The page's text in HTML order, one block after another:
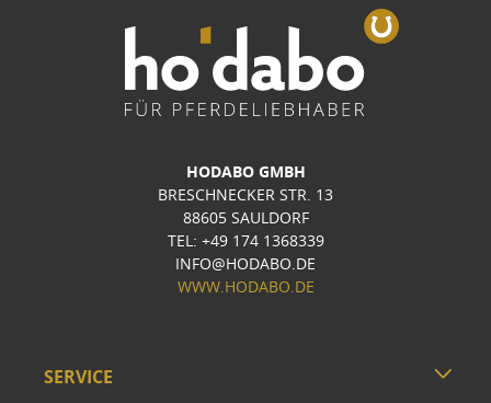
HODABO GMBH
BRESCHNECKER STR. 13
88605 SAULDORF
TEL: +49 174 1368339
INFO@HODABO.DE
WWW.HODABO.DE
SERVICE